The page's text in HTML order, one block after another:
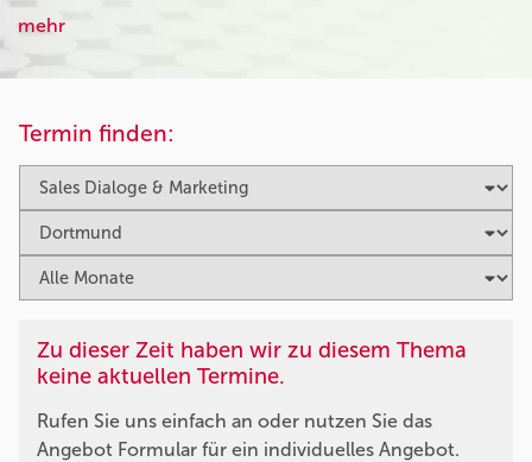
mehr
Termin finden:
Zu dieser Zeit haben wir zu diesem Thema
keine aktuellen Termine.
Rufen Sie uns einfach an oder nutzen Sie das
Angebot Formular für ein individuelles Angebot.